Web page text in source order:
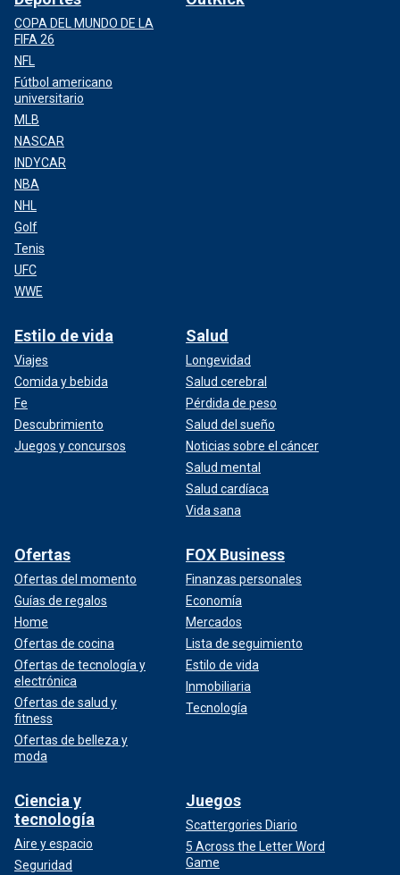
COPA DEL MUNDO DE LA
FIFA 26
NFL
Fútbol americano
universitario
MLB
NASCAR
INDYCAR
NBA
NHL
Golf
Tenis
UFC
WWE
Estilo de vida
Viajes
Comida y bebida
Fe
Descubrimiento
Juegos y concursos
Salud
Longevidad
Salud cerebral
Pérdida de peso
Salud del sueño
Noticias sobre el cáncer
Salud mental
Salud cardíaca
Vida sana
Ofertas
Ofertas del momento
Guías de regalos
Home
Ofertas de cocina
Ofertas de tecnología y
electrónica
Ofertas de salud y
fitness
Ofertas de belleza y
moda
FOX Business
Finanzas personales
Economía
Mercados
Lista de seguimiento
Estilo de vida
Inmobiliaria
Tecnología
Ciencia y
tecnología
Aire y espacio
Seguridad
Juegos
Scattergories Diario
5 Across the Letter Word
Game